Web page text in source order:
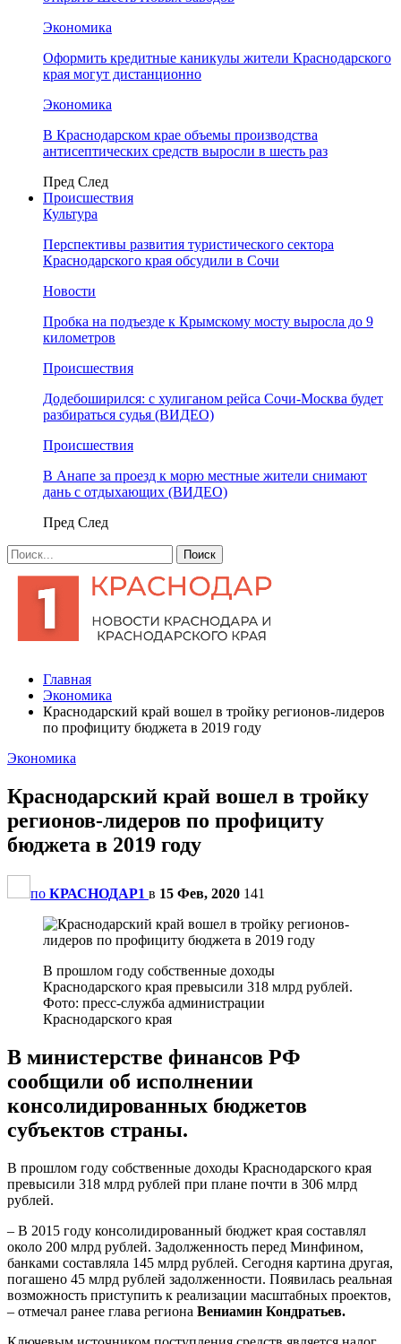
Экономика
Оформить кредитные каникулы жители Краснодарского
края могут дистанционно
Экономика
В Краснодарском крае объемы производства
антисептических средств выросли в шесть раз
Пред След
Происшествия
Культура
Перспективы развития туристического сектора
Краснодарского края обсудили в Сочи
Новости
Пробка на подъезде к Крымскому мосту выросла до 9
километров
Происшествия
Додебоширился: с хулиганом рейса Сочи-Москва будет
разбираться судья (ВИДЕО)
Происшествия
В Анапе за проезд к морю местные жители снимают
дань с отдыхающих (ВИДЕО)
Пред След
Главная
Экономика
Краснодарский край вошел в тройку регионов-лидеров
по профициту бюджета в 2019 году
Экономика
Краснодарский край вошел в тройку
регионов-лидеров по профициту
бюджета в 2019 году
по КРАСНОДАР1 в 15 Фев, 2020 141
В прошлом году собственные доходы
Краснодарского края превысили 318 млрд рублей.
Фото: пресс-служба администрации
Краснодарского края
В министерстве финансов РФ
сообщили об исполнении
консолидированных бюджетов
субъектов страны.
В прошлом году собственные доходы Краснодарского края
превысили 318 млрд рублей при плане почти в 306 млрд
рублей.
– В 2015 году консолидированный бюджет края составлял
около 200 млрд рублей. Задолженность перед Минфином,
банками составляла 145 млрд рублей. Сегодня картина другая,
погашено 45 млрд рублей задолженности. Появилась реальная
возможность приступить к реализации масштабных проектов,
– отмечал ранее глава региона Вениамин Кондратьев.